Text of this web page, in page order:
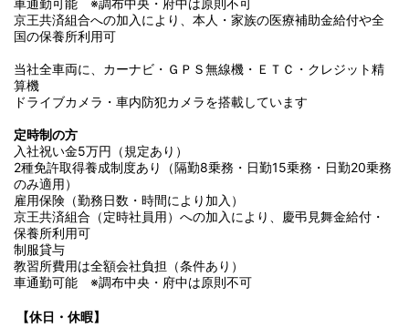
京王共済組合への加入により、本人・家族の医療補助金給付や全
国の保養所利用可
当社全車両に、カーナビ・ＧＰＳ無線機・ＥＴＣ・クレジット精
算機
ドライブカメラ・車内防犯カメラを搭載しています
定時制の方
入社祝い金5万円（規定あり）
2種免許取得養成制度あり（隔勤8乗務・日勤15乗務・日勤20乗務
のみ適用）
雇用保険（勤務日数・時間により加入）
京王共済組合（定時社員用）への加入により、慶弔見舞金給付・
保養所利用可
制服貸与
教習所費用は全額会社負担（条件あり）
車通勤可能 ※調布中央・府中は原則不可
【休日・休暇】